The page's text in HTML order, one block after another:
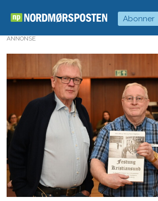
Abonner
ANNONSE